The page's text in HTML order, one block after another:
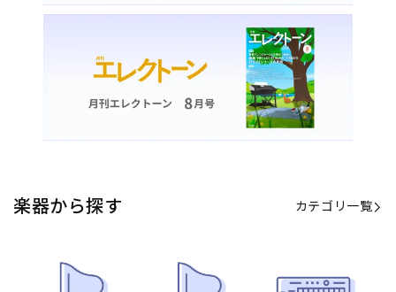
楽器から探す カテゴリ一覧